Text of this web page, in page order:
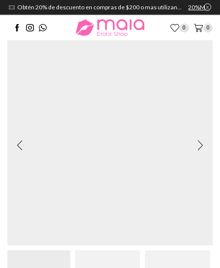
Obtén 20% de descuento en compras de $200 o mas utilizando el cupón: 20%MAIA
0 0